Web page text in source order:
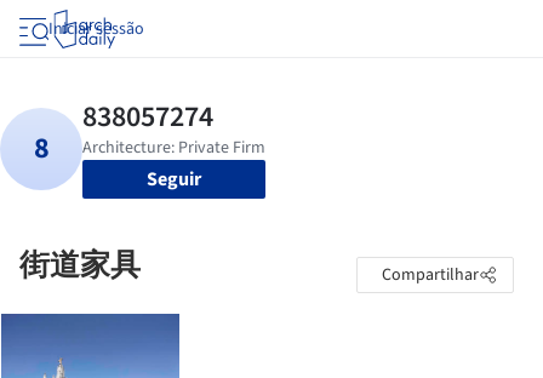
Iniciar sessão
Seguir
街道家具 Compartilhar